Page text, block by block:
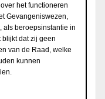
het functioneren
Gevangeniswezen,
als beroepsinstantie in
dat zij geen
van de Raad, welke
kunnen